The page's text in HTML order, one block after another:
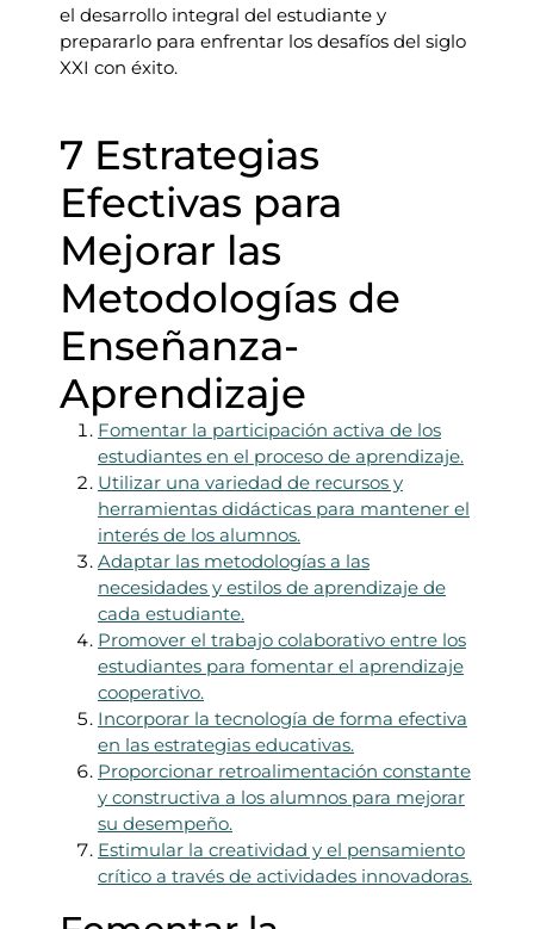
el desarrollo integral del estudiante y
prepararlo para enfrentar los desafíos del siglo
XXI con éxito.
7 Estrategias
Efectivas para
Mejorar las
Metodologías de
Enseñanza-
Aprendizaje
Fomentar la participación activa de los
estudiantes en el proceso de aprendizaje.
Utilizar una variedad de recursos y
herramientas didácticas para mantener el
interés de los alumnos.
Adaptar las metodologías a las
necesidades y estilos de aprendizaje de
cada estudiante.
Promover el trabajo colaborativo entre los
estudiantes para fomentar el aprendizaje
cooperativo.
Incorporar la tecnología de forma efectiva
en las estrategias educativas.
Proporcionar retroalimentación constante
y constructiva a los alumnos para mejorar
su desempeño.
Estimular la creatividad y el pensamiento
crítico a través de actividades innovadoras.